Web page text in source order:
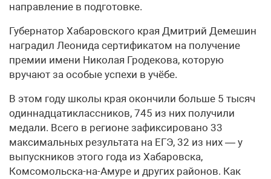
направление в подготовке.
Губернатор Хабаровского края Дмитрий Демешин
наградил Леонида сертификатом на получение
премии имени Николая Гродекова, которую
вручают за особые успехи в учёбе.
В этом году школы края окончили больше 5 тысяч
одиннадцатиклассников, 745 из них получили
медали. Всего в регионе зафиксировано 33
максимальных результата на ЕГЭ, 32 из них — у
выпускников этого года из Хабаровска,
Комсомольска-на-Амуре и других районов. Как